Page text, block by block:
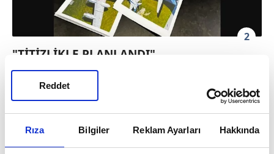
Rıza Bilgiler Reklam Ayarları Hakkında
Reddet
2
"TİTİZLİKLE PLANLANDI"
CNN'e göre, Ukrayna'nın Rus üslerine yönelik
İHA saldırıları cüretkardı ama en önemlisi,
titizlikle planlanmış ve kusursuz bir şekilde
yürütülmüştü.